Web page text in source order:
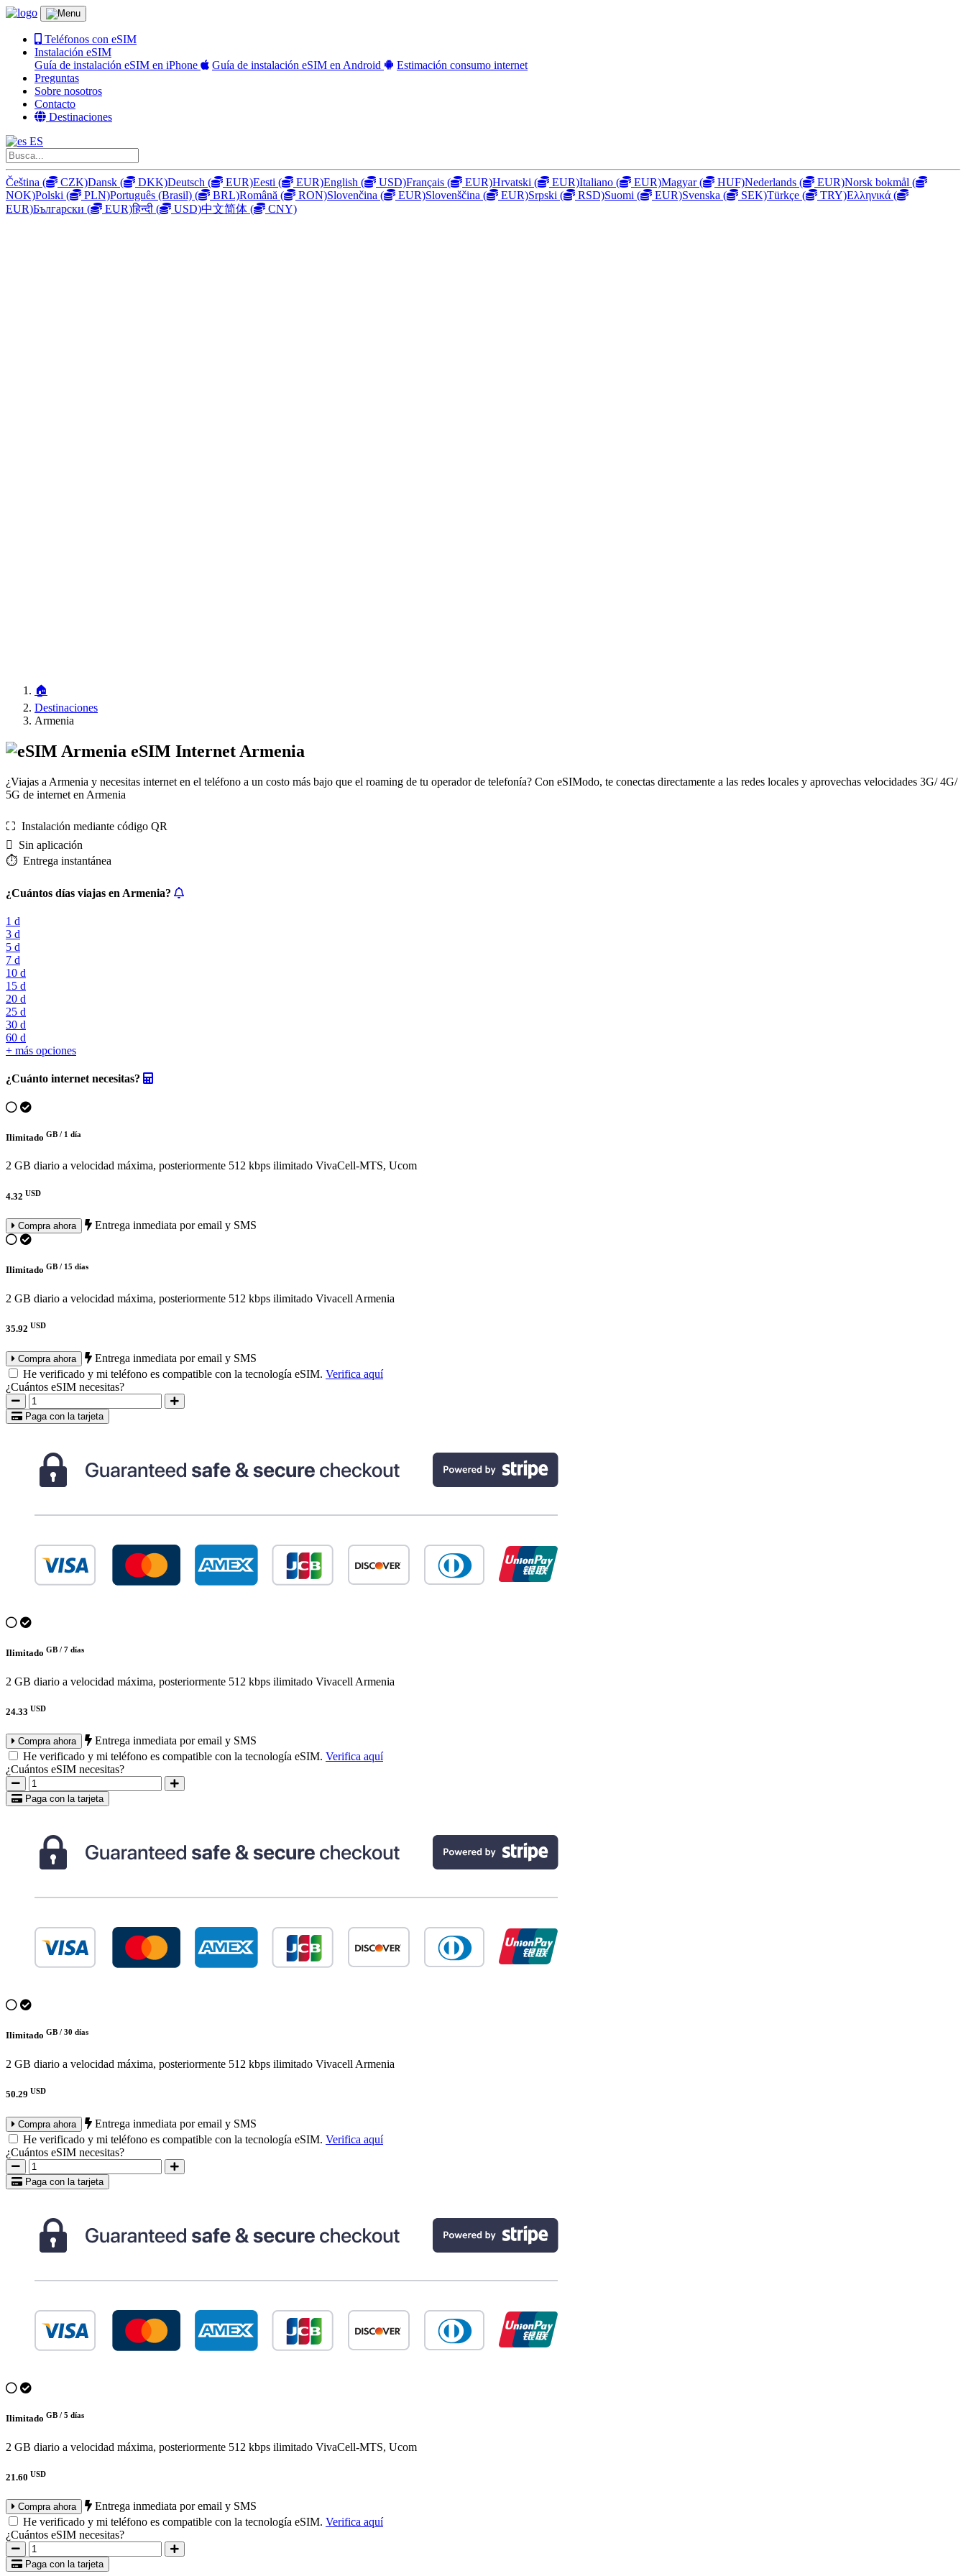
Teléfonos con eSIM
Instalación eSIM
Guía de instalación eSIM en iPhone
Guía de instalación eSIM en Android
Estimación consumo internet
Preguntas
Sobre nosotros
Contacto
Destinaciones
ES
Čeština ( CZK)Dansk ( DKK)Deutsch ( EUR)Eesti ( EUR)English ( USD)Français ( EUR)Hrvatski ( EUR)Italiano ( EUR)Magyar( HUF)Nederlands ( EUR)Norsk bokmål (
NOK)Polski ( PLN)Português (Brasil) ( BRL)Română ( RON)Slovenčina ( EUR)Slovenščina ( EUR)Srpski ( RSD)Suomi ( EUR)Svenska ( SEK)Türkçe ( TRY)Ελληνικά (
EUR)Български ( EUR)हिन्दी ( USD)中文简体 ( CNY)
🏠
Destinaciones
Armenia
eSIM Internet Armenia
¿Viajas a Armenia y necesitas internet en el teléfono a un costo más bajo que el roaming de tu operador de telefonía? Con eSIModo, te conectas directamente a las redes locales y aprovechas velocidades 3G/ 4G/
5G de internet en Armenia
⛶️️ Instalación mediante código QR
️ Sin aplicación
⏱️️ Entrega instantánea
¿Cuántos días viajas en Armenia?
1 d
3 d
5 d
7 d
10 d
15 d
20 d
25 d
30 d
60 d
+ más opciones
¿Cuánto internet necesitas?
Ilimitado GB / 1 día
2 GB diario a velocidad máxima, posteriormente 512 kbps ilimitado VivaCell-MTS, Ucom
4.32 USD
Compra ahora Entrega inmediata por email y SMS
Ilimitado GB / 15 días
2 GB diario a velocidad máxima, posteriormente 512 kbps ilimitado Vivacell Armenia
35.92 USD
Compra ahora
Entrega inmediata por email y SMS
He verificado y mi teléfono es compatible con la tecnología eSIM. Verifica aquí
¿Cuántos eSIM necesitas?
Paga con la tarjeta
Ilimitado GB / 7 días
2 GB diario a velocidad máxima, posteriormente 512 kbps ilimitado Vivacell Armenia
24.33 USD
Compra ahora
Entrega inmediata por email y SMS
He verificado y mi teléfono es compatible con la tecnología eSIM. Verifica aquí
¿Cuántos eSIM necesitas?
Paga con la tarjeta
Ilimitado GB / 30 días
2 GB diario a velocidad máxima, posteriormente 512 kbps ilimitado Vivacell Armenia
50.29 USD
Compra ahora
Entrega inmediata por email y SMS
He verificado y mi teléfono es compatible con la tecnología eSIM. Verifica aquí
¿Cuántos eSIM necesitas?
Paga con la tarjeta
Ilimitado GB / 5 días
2 GB diario a velocidad máxima, posteriormente 512 kbps ilimitado VivaCell-MTS, Ucom
21.60 USD
Compra ahora
Entrega inmediata por email y SMS
He verificado y mi teléfono es compatible con la tecnología eSIM. Verifica aquí
¿Cuántos eSIM necesitas?
Paga con la tarjeta